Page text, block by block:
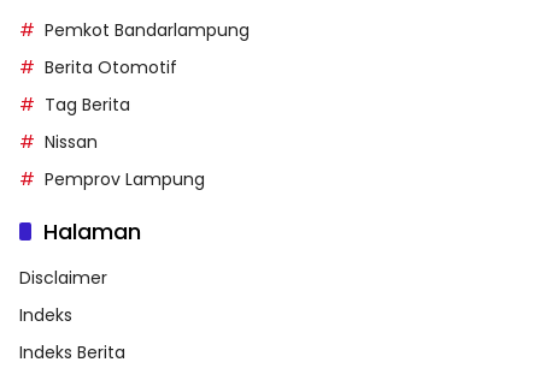
Pemkot Bandarlampung
Berita Otomotif
Tag Berita
Nissan
Pemprov Lampung
Halaman
Disclaimer
Indeks
Indeks Berita